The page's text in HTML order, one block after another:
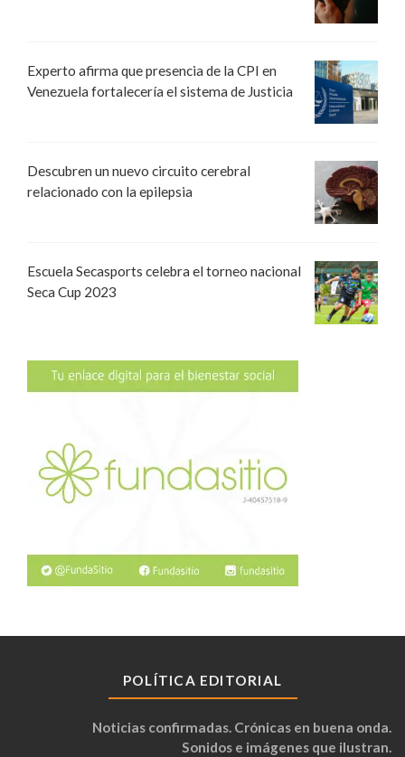
Experto afirma que presencia de la CPI en
Venezuela fortalecería el sistema de Justicia
Descubren un nuevo circuito cerebral
relacionado con la epilepsia
Escuela Secasports celebra el torneo nacional
Seca Cup 2023
POLÍTICA EDITORIAL
Noticias confirmadas. Crónicas en buena onda.
Sonidos e imágenes que ilustran.